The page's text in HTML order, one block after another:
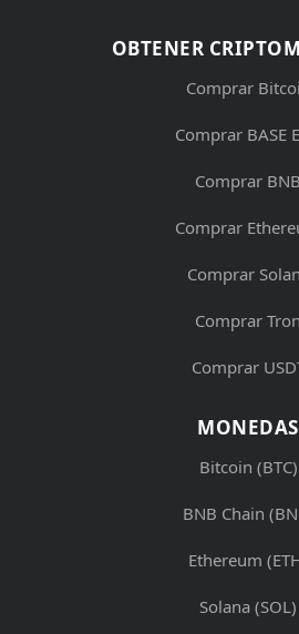
OBTENER
Comprar
Comprar BASE
Comprar BNB
Comprar
Comprar
Comprar Tron
Comprar
MONEDAS
Bitcoin (BTC)
BNB Chain
Ethereum
Solana (SOL)